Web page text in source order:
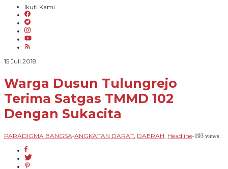
Ikuti Kami
15 Juli 2018
Warga Dusun Tulungrejo
Terima Satgas TMMD 102
Dengan Sukacita
PARADIGMA BANGSA-ANGKATAN DARAT, DAERAH, Headline-193 views